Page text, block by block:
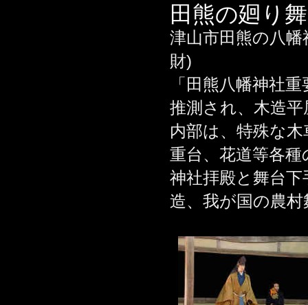
田熊の廻り
津山市田熊の八
財)
「田熊八幡神社
推測され、木造
内部は、特殊な
重台、花道等各
神社拝殿と舞台
造、我が国の農